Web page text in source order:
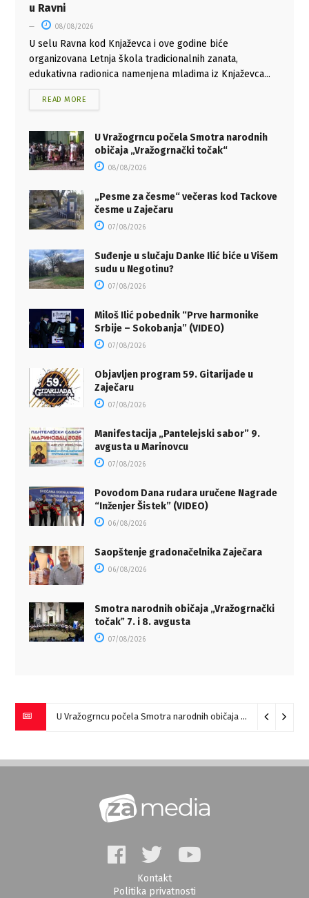
u Ravni
08/08/2026
U selu Ravna kod Knjaževca i ove godine biće
organizovana Letnja škola tradicionalnih zanata,
edukativna radionica namenjena mladima iz Knjaževca...
READ MORE
U Vražogrncu počela Smotra narodnih
običaja „Vražogrnački točak“
08/08/2026
„Pesme za česme“ večeras kod Tackove
česme u Zaječaru
07/08/2026
Suđenje u slučaju Danke Ilić biće u Višem
sudu u Negotinu?
07/08/2026
Miloš Ilić pobednik “Prve harmonike
Srbije – Sokobanja” (VIDEO)
07/08/2026
Objavljen program 59. Gitarijade u
Zaječaru
07/08/2026
Manifestacija „Pantelejski sabor” 9.
avgusta u Marinovcu
07/08/2026
Povodom Dana rudara uručene Nagrade
“Inženjer Šistek” (VIDEO)
06/08/2026
Saopštenje gradonačelnika Zaječara
06/08/2026
Smotra narodnih običaja „Vražogrnački
točakˮ 7. i 8. avgusta
07/08/2026
U Vražogrncu počela Smotra narodnih običaja „Vražogrnački točak“
Kontakt
Politika privatnosti